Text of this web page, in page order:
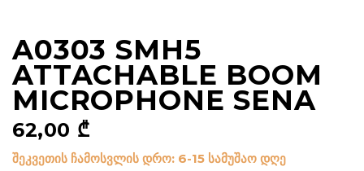
A0303 SMH5
ATTACHABLE BOOM
MICROPHONE SENA
62,00 ₾
შეკვეთის ჩამოსვლის დრო: 6-15 სამუშაო დღე